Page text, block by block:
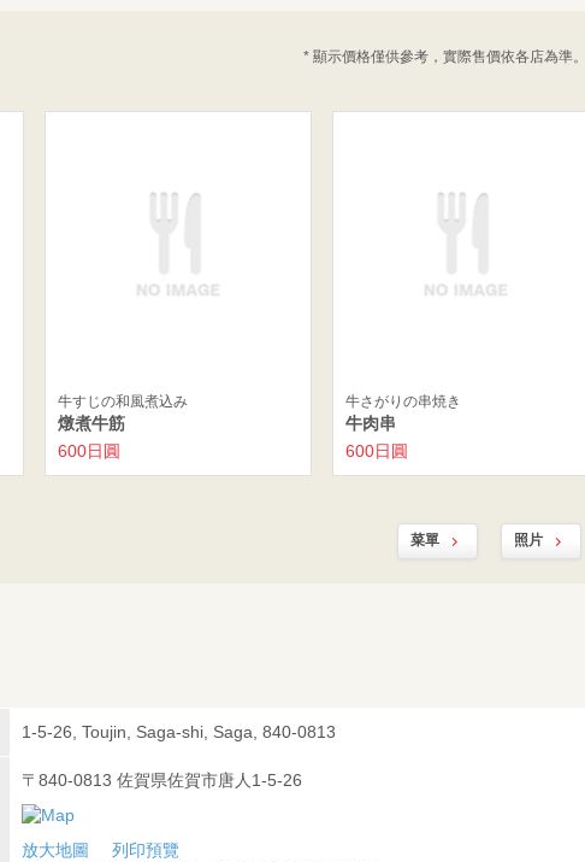
* 顯示價格僅供參考，實際售價依各店為準。
牛すじの和風煮込み
燉煮牛筋
600日圓
牛さがりの串焼き
牛肉串
600日圓
菜單 照片
1-5-26, Toujin, Saga-shi, Saga, 840-0813
〒840-0813 佐賀県佐賀市唐人1-5-26
放大地圖
列印預覽